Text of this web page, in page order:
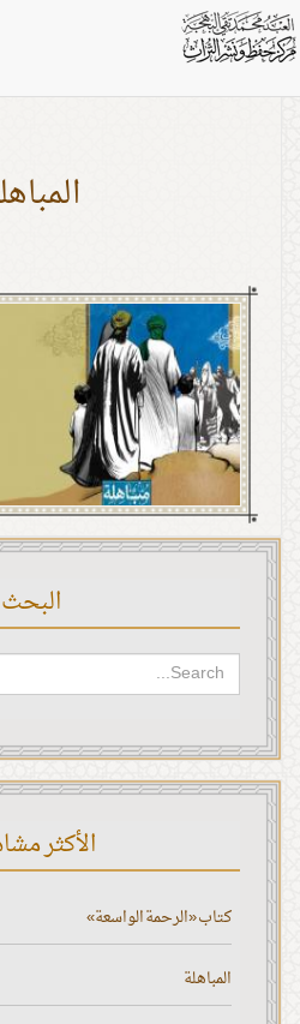
بطاقات: المباهلة
البحث
الأكثر
كتاب «الرحمة الواسعة»
المباهلة